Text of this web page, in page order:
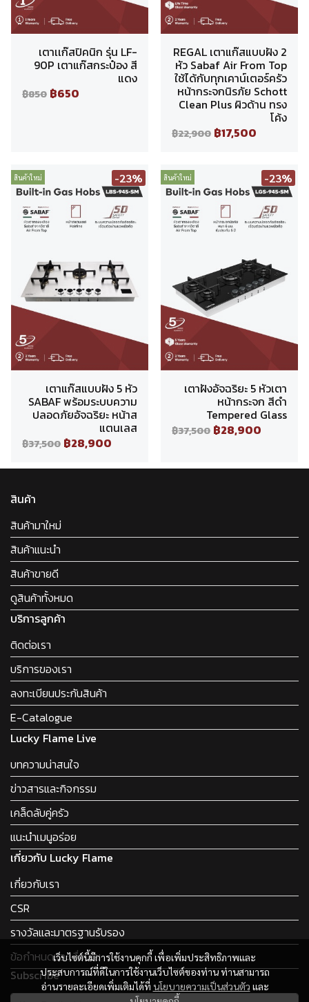
เตาเเก๊สปิคนิก รุ่น LF-
90P เตาแก๊สกระป๋อง สี
แดง
฿850 ฿650
REGAL เตาแก๊สแบบฝัง 2
หัว Sabaf Air From Top
ใช้ได้กับทุกเคาน์เตอร์ครัว
หน้ากระจกนิรภัย Schott
Clean Plus ผิวด้าน ทรง
โค้ง
฿22,900 ฿17,500
สินค้าใหม่ -23%
เตาแก๊สแบบฝัง 5 หัว
SABAF พร้อมระบบความ
ปลอดภัยอัจฉริยะ หน้าส
แตนเลส
฿37,500 ฿28,900
สินค้าใหม่ -23%
เตาฝังอัจฉริยะ 5 หัวเตา
หน้ากระจก สีดำ
Tempered Glass
฿37,500 ฿28,900
เว็บไซต์นี้มีการใช้งานคุกกี้ เพื่อเพิ่มประสิทธิภาพและ
ประสบการณ์ที่ดีในการใช้งานเว็บไซต์ของท่าน ท่านสามารถ
อ่านรายละเอียดเพิ่มเติมได้ที่ นโยบายความเป็นส่วนตัว และ
สินค้า
สินค้ามาใหม่
สินค้าแนะนำ
สินค้าขายดี
ดูสินค้าทั้งหมด
บริการลูกค้า
ติดต่อเรา
บริการของเรา
ลงทะเบียนประกันสินค้า
E-Catalogue
Lucky Flame Live
บทความน่าสนใจ
ข่าวสารและกิจกรรม
เคล็ดลับคู่ครัว
แนะนำเมนูอร่อย
เกี่ยวกับ Lucky Flame
เกี่ยวกับเรา
CSR
รางวัลและมาตรฐานรับรอง
ข้อกำหนดและเงื่อนไข
Subscribe